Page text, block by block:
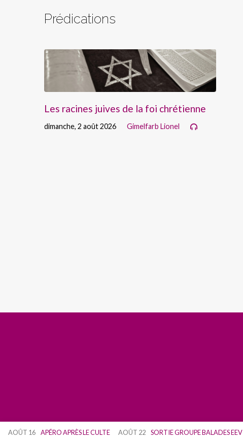
Prédications
Les racines juives de la foi chrétienne
dimanche, 2 août 2026 Gimelfarb Lionel
AOÛT 16 APÉRO APRÈS LE CULTE AOÛT 22 SORTIE GROUPE BALADES EEV